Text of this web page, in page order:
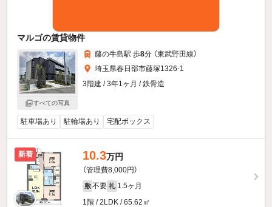
マルゴの賃貸物件
すべての写真
藤の牛島駅 歩8分 （東武野田線）
埼玉県春日部市藤塚1326-1
3階建 / 3年1ヶ月 / 鉄骨造
駐車場あり 駐輪場あり 宅配ボックス
新着 10.3万円
（管理費8,000円）
敷 不要 礼 1.5ヶ月
1階 / 2LDK / 65.62㎡